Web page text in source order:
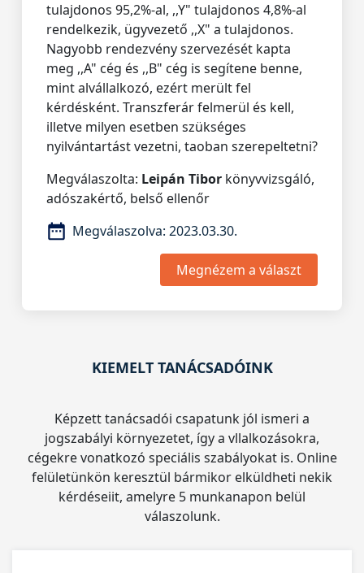
tulajdonos 95,2%-al, ,,Y" tulajdonos 4,8%-al
rendelkezik, ügyvezető ,,X" a tulajdonos.
Nagyobb rendezvény szervezését kapta
meg ,,A" cég és ,,B" cég is segítene benne,
mint alvállalkozó, ezért merült fel
kérdésként. Transzferár felmerül és kell,
illetve milyen esetben szükséges
nyilvántartást vezetni, taoban szerepeltetni?
Megválaszolta: Leipán Tibor könyvvizsgáló,
adószakértő, belső ellenőr
Megválaszolva: 2023.03.30.
Megnézem a választ
KIEMELT TANÁCSADÓINK
Képzett tanácsadói csapatunk jól ismeri a
jogszabályi környezetet, így a vllalkozásokra,
cégekre vonatkozó speciális szabályokat is. Online
felületünkön keresztül bármikor elküldheti nekik
kérdéseiit, amelyre 5 munkanapon belül
válaszolunk.